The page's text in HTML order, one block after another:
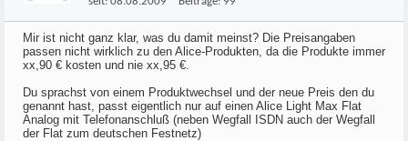
Mir ist nicht ganz klar, was du damit meinst? Die Preisangaben
passen nicht wirklich zu den Alice-Produkten, da die Produkte immer
xx,90 € kosten und nie xx,95 €.
Du sprachst von einem Produktwechsel und der neue Preis den du
genannt hast, passt eigentlich nur auf einen Alice Light Max Flat
Analog mit Telefonanschluß (neben Wegfall ISDN auch der Wegfall
der Flat zum deutschen Festnetz)